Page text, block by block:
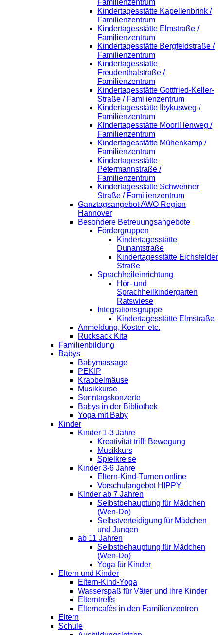
Familienzentrum
Kindertagesstätte Kapellenbrink /
Familienzentrum
Kindertagesstätte Elmstraße /
Familienzentrum
Kindertagesstätte Bergfeldstraße /
Familienzentrum
Kindertagesstätte
Freudenthalstraße /
Familienzentrum
Kindertagesstätte Gottfried-Keller-
Straße / Familienzentrum
Kindertagesstätte Ibykusweg /
Familienzentrum
Kindertagesstätte Moorlilienweg /
Familienzentrum
Kindertagesstätte Mühenkamp /
Familienzentrum
Kindertagesstätte
Petermannstraße /
Familienzentrum
Kindertagesstätte Schweriner
Straße / Familienzentrum
Ganztagsangebot AWO Region
Hannover
Besondere Betreuungsangebote
Fördergruppen
Kindertagesstätte
Dunantstraße
Kindertagesstätte Eichsfelder
Straße
Sprachheileinrichtung
Hör- und
Sprachheilkindergarten
Ratswiese
Integrationsgruppe
Kindertagesstätte Elmstraße
Anmeldung, Kosten etc.
Rucksack Kita
Familienbildung
Babys
Babymassage
PEKIP
Krabbelmäuse
Musikkurse
Sonntagskonzerte
Babys in der Bibliothek
Yoga mit Baby
Kinder
Kinder 1-3 Jahre
Kreativität trifft Bewegung
Musikkurs
Spielkreise
Kinder 3-6 Jahre
Eltern-Kind-Turnen online
Vorschulangebot HIPPY
Kinder ab 7 Jahren
Selbstbehauptung für Mädchen
(Wen-Do)
Selbstverteidigung für Mädchen
und Jungen
ab 11 Jahren
Selbstbehauptung für Mädchen
(Wen-Do)
Yoga für Kinder
Eltern und Kinder
Eltern-Kind-Yoga
Wasserspaß für Väter und ihre Kinder
Elterntreffs
Elterncafés in den Familienzentren
Eltern
Schule